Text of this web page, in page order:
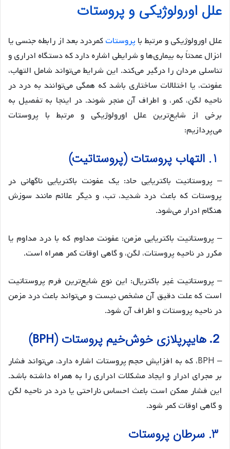
علل اورولوژیکی و پروستات
علل اورولوژیکی و مرتبط با پروستاتکمردرد بعد از رابطه جنسی یا
انزال عمدتاً به بیماری‌ها و شرایطی اشاره دارد که دستگاه ادراری و
تناسلی مردان را درگیر می‌کند. این شرایط می‌تواند شامل التهاب،
عفونت، یا اختلالات ساختاری باشد که همگی می‌توانند به درد در
ناحیه لگن، کمر، و اطراف آن منجر شوند. در اینجا به تفصیل به
برخی از شایع‌ترین علل اورولوژیکی و مرتبط با پروستات
می‌پردازیم:
– پروستاتیت باکتریایی حاد: یک عفونت باکتریایی ناگهانی در
پروستات که باعث درد شدید، تب، و دیگر علائم مانند سوزش
هنگام ادرار می‌شود.
– پروستاتیت باکتریایی مزمن: عفونت مداوم که با درد مداوم یا
مکرر در ناحیه پروستات، لگن، و گاهی اوقات کمر همراه است.
– پروستاتیت غیر باکتریال: این نوع شایع‌ترین فرم پروستاتیت
است که علت دقیق آن مشخص نیست و می‌تواند باعث درد مزمن
در ناحیه پروستات و اطراف آن شود.
هایپرپلازی خوش‌خیم پروستات (BPH
)
– BPH، که به افزایش حجم پروستات اشاره دارد، می‌تواند فشار
بر مجرای ادرار و ایجاد مشکلات ادراری را به همراه داشته باشد.
این فشار ممکن است باعث احساس ناراحتی یا درد در ناحیه لگن
و گاهی اوقات کمر شود.